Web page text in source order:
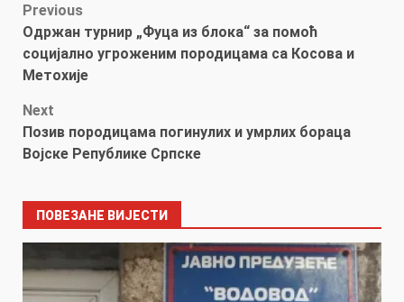
Post
navigation
Previous
Одржан турнир „Фуца из блока“ за помоћ
социјално угроженим породицама са Косова и
Метохије
Next
Позив породицама погинулих и умрлих бораца
Војске Републике Српске
ПОВЕЗАНЕ ВИЈЕСТИ